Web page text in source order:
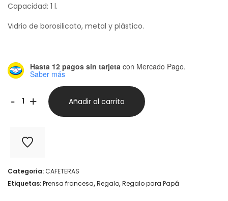
Capacidad: 1 l.
Vidrio de borosilicato, metal y plástico.
Hasta 12 pagos sin tarjeta con Mercado Pago.
Saber más
-
Francesa
Vidrio
metal.
+ Añadir al carrito
Categoría:CAFETERAS
Etiquetas:Prensa francesa,Regalo,Regalo para Papá